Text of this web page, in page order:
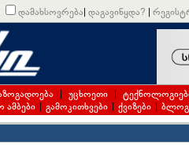
დამახსოვრება| დაგავიწყდა? |
| უცხოეთი |
| გამოკითხვები | ქვიზები |